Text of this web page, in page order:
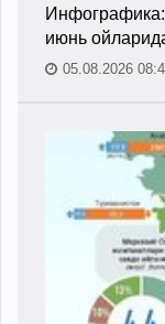
Инфографика:
июнь
05.08.2026